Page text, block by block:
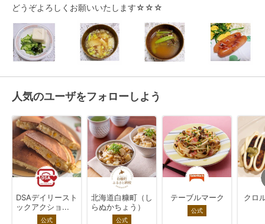
どうぞよろしくお願いいたします☆☆☆
人気のユーザをフォローしよう
DSAデイリースト
ックアクショ...
公式
北海道白糠町（し
らぬかちょう）
公式
テーブルマーク
公式
クロ